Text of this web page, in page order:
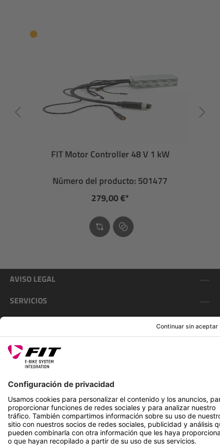
FIT Motor Controller 48 V 1 kW
Número del producto: 501477
279,00 €*
AVISO LEGAL
SERVICIOS
*Precio de venta recomendado incl. IVA más gastos de envío